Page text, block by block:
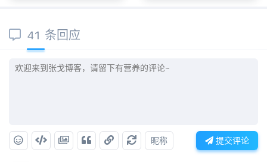
41 条回应
昵称 提交评论